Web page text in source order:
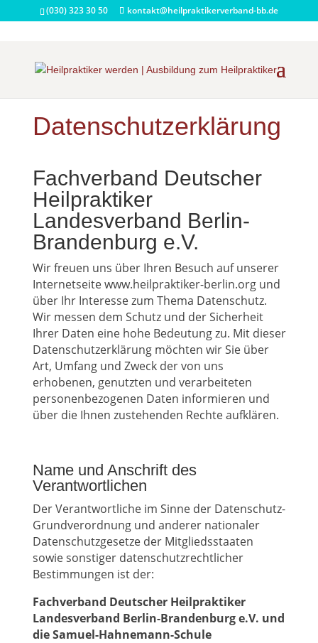
(030) 323 30 50 kontakt@heilpraktikerverband-bb.de
Datenschutzerklärung
Fachverband Deutscher
Heilpraktiker
Landesverband Berlin-
Brandenburg e.V.
Wir freuen uns über Ihren Besuch auf unserer
Internetseite www.heilpraktiker-berlin.org und
über Ihr Interesse zum Thema Datenschutz.
Wir messen dem Schutz und der Sicherheit
Ihrer Daten eine hohe Bedeutung zu. Mit dieser
Datenschutzerklärung möchten wir Sie über
Art, Umfang und Zweck der von uns
erhobenen, genutzten und verarbeiteten
personenbezogenen Daten informieren und
über die Ihnen zustehenden Rechte aufklären.
Name und Anschrift des
Verantwortlichen
Der Verantwortliche im Sinne der Datenschutz-
Grundverordnung und anderer nationaler
Datenschutzgesetze der Mitgliedsstaaten
sowie sonstiger datenschutzrechtlicher
Bestimmungen ist der:
Fachverband Deutscher Heilpraktiker
Landesverband Berlin-Brandenburg e.V. und
die Samuel-Hahnemann-Schule